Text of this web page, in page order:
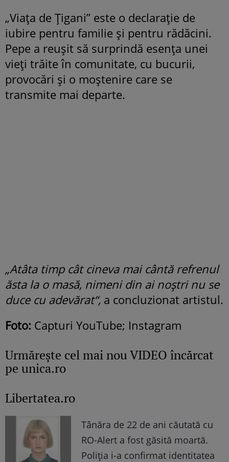
„Viața de Țigani” este o declarație de
iubire pentru familie și pentru rădăcini.
Pepe a reușit să surprindă esența unei
vieți trăite în comunitate, cu bucurii,
provocări și o moștenire care se
transmite mai departe.
„Atâta timp cât cineva mai cântă refrenul
ăsta la o masă, nimeni din ai noștri nu se
duce cu adevărat“, a concluzionat artistul.
Foto: Capturi YouTube; Instagram
Urmăreşte cel mai nou VIDEO încărcat
pe unica.ro
Libertatea.ro
Tânăra de 22 de ani căutată cu
RO-Alert a fost găsită moartă.
Poliția i-a confirmat identitatea